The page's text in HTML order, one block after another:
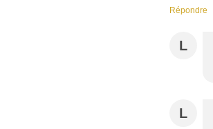
Répondre
L
L